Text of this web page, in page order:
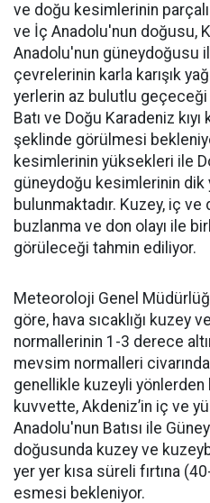
ve doğu kesimlerinin
ve İç Anadolu'nun doğusu,
Anadolu'nun güneydoğusu
çevrelerinin karla karışık
yerlerin az bulutlu geçeceği
Batı ve Doğu Karadeniz
şeklinde görülmesi
kesimlerinin yüksekleri ile
güneydoğu kesimlerinin dik
bulunmaktadır. Kuzey, iç
buzlanma ve don olayı ile
görüleceği tahmin ediliyor.
Meteoroloji Genel
göre, hava sıcaklığı kuzey
normallerinin 1-3 derece
mevsim normalleri
genellikle kuzeyli yönlerden
kuvvette, Akdeniz’in iç ve
Anadolu'nun Batısı ile
doğusunda kuzey ve
yer yer kısa süreli fırtına
esmesi bekleniyor.